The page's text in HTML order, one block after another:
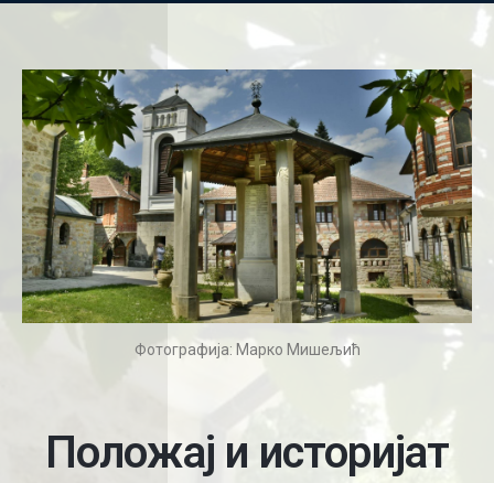
Фотографија: Марко Мишељић
Положај и историјат